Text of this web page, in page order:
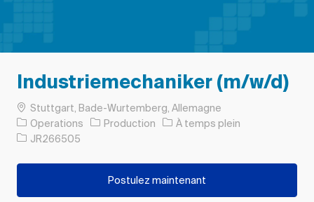
Industriemechaniker (m/w/d)
Emplacement
Stuttgart, Bade-Wurtemberg, Allemagne
Operations
Catégorie
Production Type d’emploi
À temps plein
ID de l’emploi
JR266505
Postulez maintenant